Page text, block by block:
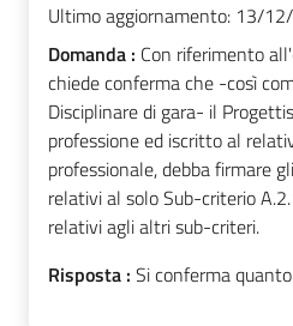
Ultimo aggiornamento: 13/
Domanda : Con riferimento
chiede conferma che -così
Disciplinare di gara- il
professione ed iscritto al
professionale, debba firmare
relativi al solo Sub-criterio
relativi agli altri sub-criteri.
Risposta : Si conferma